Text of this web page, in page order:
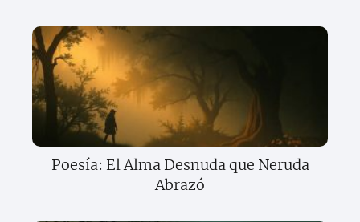
Poesía: El Alma Desnuda que Neruda
Abrazó